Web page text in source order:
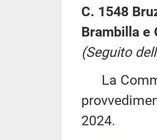
C. 1548
Brambilla e
(Seguito
La
2024.